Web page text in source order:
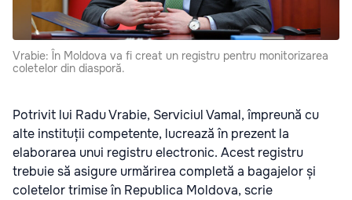
Vrabie: În Moldova va fi creat un registru pentru monitorizarea
coletelor din diasporă.
Potrivit lui Radu Vrabie, Serviciul Vamal, împreună cu
alte instituții competente, lucrează în prezent la
elaborarea unui registru electronic. Acest registru
trebuie să asigure urmărirea completă a bagajelor și
coletelor trimise în Republica Moldova, scrie